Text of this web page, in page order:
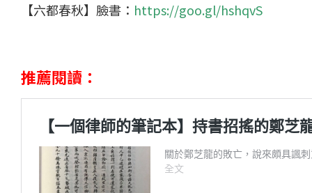
【六都春秋】臉書： https://goo.gl/hshqvS
推薦閱讀：